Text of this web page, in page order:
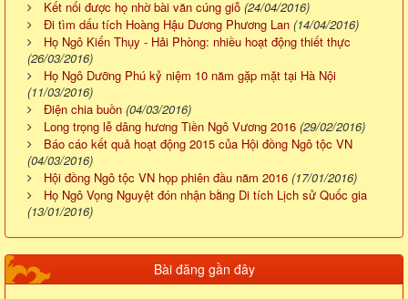
Kết nối được họ nhờ bài văn cúng giỗ (24/04/2016)
Đi tìm dấu tích Hoàng Hậu Dương Phương Lan (14/04/2016)
Họ Ngô Kiến Thụy - Hải Phòng: nhiều hoạt động thiết thực
(26/03/2016)
Họ Ngô Dưỡng Phú kỷ niệm 10 năm gặp mặt tại Hà Nội
(11/03/2016)
Điện chia buồn (04/03/2016)
Long trọng lễ dâng hương Tiền Ngô Vương 2016 (29/02/2016)
Báo cáo kết quả hoạt động 2015 của Hội đồng Ngô tộc VN
(04/03/2016)
Hội đồng Ngô tộc VN họp phiên đầu năm 2016 (17/01/2016)
Họ Ngô Vọng Nguyệt đón nhận bằng Di tích Lịch sử Quốc gia
(13/01/2016)
Bài đăng gần đây